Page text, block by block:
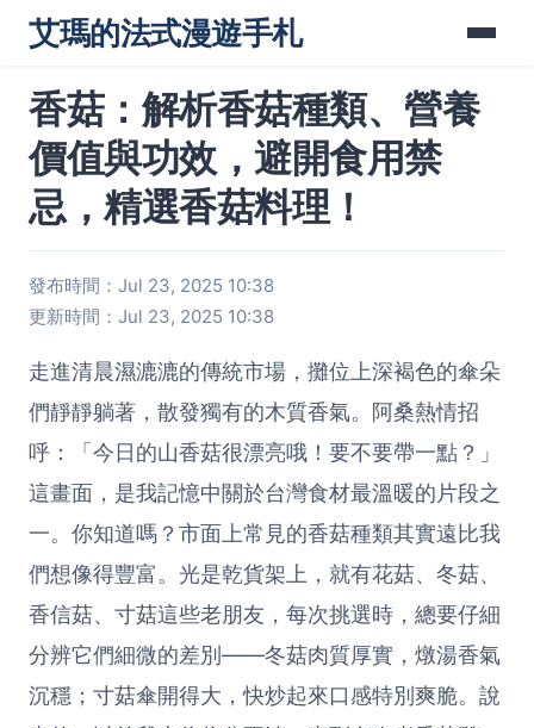
艾瑪的法式漫遊手札
香菇：解析香菇種類、營養
價值與功效，避開食用禁
忌，精選香菇料理！
發布時間：Jul 23, 2025 10:38
更新時間：Jul 23, 2025 10:38
走進清晨濕漉漉的傳統市場，攤位上深褐色的傘朵
們靜靜躺著，散發獨有的木質香氣。阿桑熱情招
呼：「今日的山香菇很漂亮哦！要不要帶一點？」
這畫面，是我記憶中關於台灣食材最溫暖的片段之
一。你知道嗎？市面上常見的香菇種類其實遠比我
們想像得豐富。光是乾貨架上，就有花菇、冬菇、
香信菇、寸菇這些老朋友，每次挑選時，總要仔細
分辨它們細微的差別——冬菇肉質厚實，燉湯香氣
沉穩；寸菇傘開得大，快炒起來口感特別爽脆。說